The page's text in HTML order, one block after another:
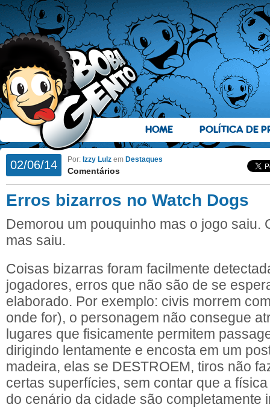
HOME POLÍTICA DE
02/06/14 Por: Izzy Lulz em Destaques
Comentários
Erros bizarros no Watch Dogs
Demorou um pouquinho mas o jogo saiu.
mas saiu.
Coisas bizarras foram facilmente
jogadores, erros que não são de se
elaborado. Por exemplo: civis morrem
onde for), o personagem não consegue
lugares que fisicamente permitem
dirigindo lentamente e encosta em um
madeira, elas se DESTROEM, tiros não
certas superfícies, sem contar que a
do cenário da cidade são completamente